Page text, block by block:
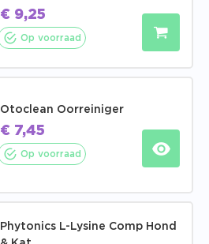
€ 9,25
Op voorraad
Otoclean Oorreiniger
€ 7,45
Op voorraad
Phytonics L-Lysine Comp Hond